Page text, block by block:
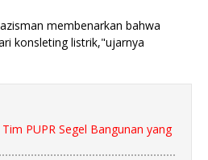
membenarkan bahwa
konsleting listrik,"ujarnya
PUPR Segel Bangunan yang